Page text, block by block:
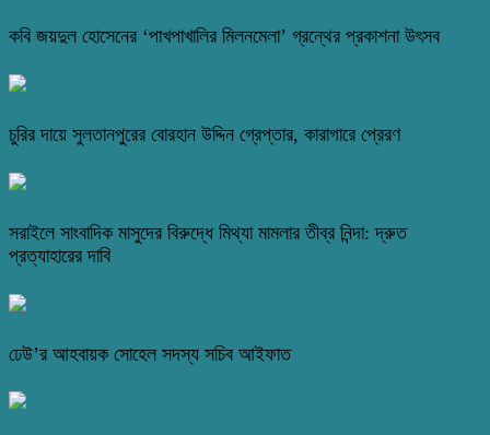
কবি জয়দুল হোসেনের ‘পাখপাখালির মিলনমেলা’ গ্রন্থের প্রকাশনা উৎসব
চুরির দায়ে সুলতানপুরের বোরহান উদ্দিন গ্রেপ্তার, কারাগারে প্রেরণ
সরাইলে সাংবাদিক মাসুদের বিরুদ্ধে মিথ্যা মামলার তীব্র নিন্দা: দ্রুত
প্রত্যাহারের দাবি
ঢেউ’র আহবায়ক সোহেল সদস্য সচিব আইফাত